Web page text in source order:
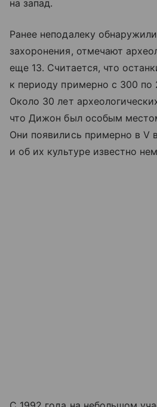
на запад.
Ранее неподалеку
захоронения, отмечают
еще 13. Считается, что
к периоду примерно с 300 по
Около 30 лет
что Дижон был особым
Они появились примерно в V
и об их культуре известно